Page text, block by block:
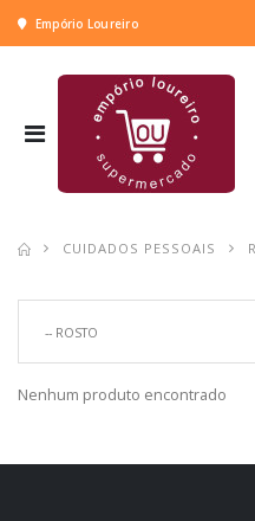
Empório Loureiro
CUIDADOS PESSOAIS
Nenhum produto encontrado